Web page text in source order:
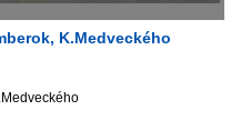
K.Medveckého